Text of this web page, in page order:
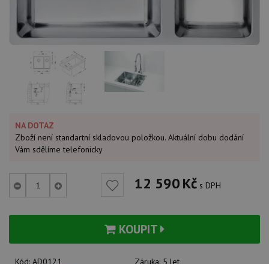
NA DOTAZ
Zboží není standartní skladovou položkou. Aktuální dobu dodání
Vám sdělíme telefonicky
12 590Kč s DPH
KOUPIT
Kód: AD0121 Záruka: 5 let